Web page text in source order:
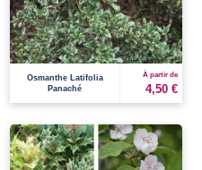
Osmanthe Latifolia
Panaché
À partir de
4,50 €